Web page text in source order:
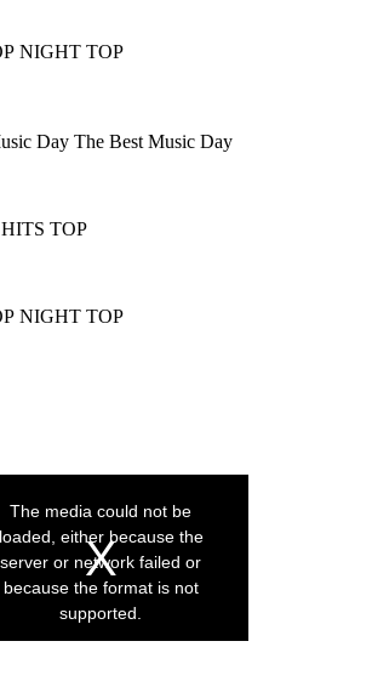
NIGHT TOP
The Best Music Day
HITS TOP
NIGHT TOP